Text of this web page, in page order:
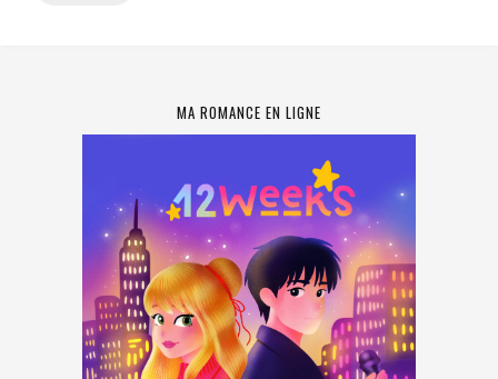
MA ROMANCE EN LIGNE